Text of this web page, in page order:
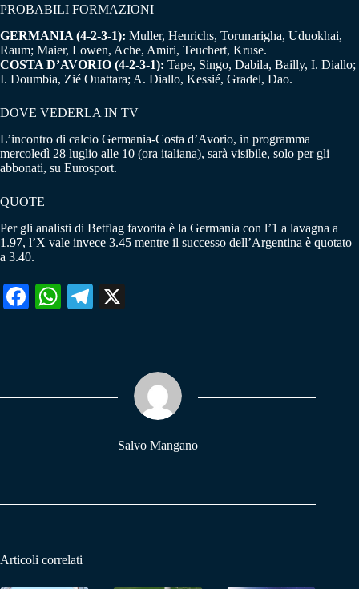
PROBABILI FORMAZIONI
GERMANIA (4-2-3-1): Muller, Henrichs, Torunarigha, Uduokhai,
Raum; Maier, Lowen, Ache, Amiri, Teuchert, Kruse.
COSTA D’AVORIO (4-2-3-1): Tape, Singo, Dabila, Bailly, I. Diallo;
I. Doumbia, Zié Ouattara; A. Diallo, Kessié, Gradel, Dao.
DOVE VEDERLA IN TV
L’incontro di calcio Germania-Costa d’Avorio, in programma
mercoledì 28 luglio alle 10 (ora italiana), sarà visibile, solo per gli
abbonati, su Eurosport.
QUOTE
Per gli analisti di Betflag favorita è la Germania con l’1 a lavagna a
1.97, l’X vale invece 3.45 mentre il successo dell’Argentina è quotato
a 3.40.
Fa W
pp
Te
m
Salvo Mangano
Articoli correlati